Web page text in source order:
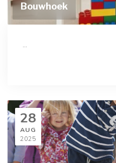
Bouwhoek
...
28
AUG
2025